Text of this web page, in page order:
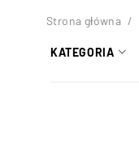
Strona główna /
KATEGORIA